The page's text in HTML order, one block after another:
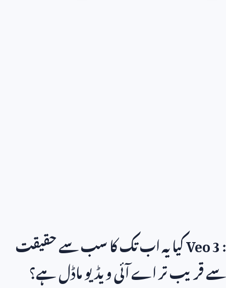
Veo 3 :کیا یہ اب تک کا سب سے حقیقت
سے قریب تر اے آئی ویڈیو ماڈل ہے؟